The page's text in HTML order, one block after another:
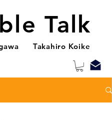
Talk
Takahiro Koike